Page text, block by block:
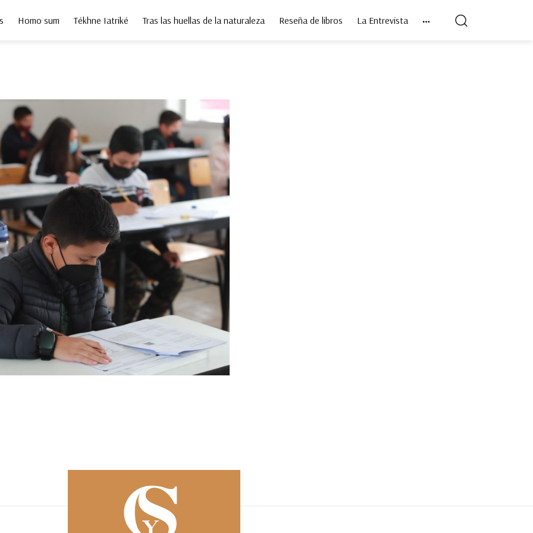
Homo sum Tékhne Iatriké Tras las huellas de la naturaleza Reseña de libros La Entrevista